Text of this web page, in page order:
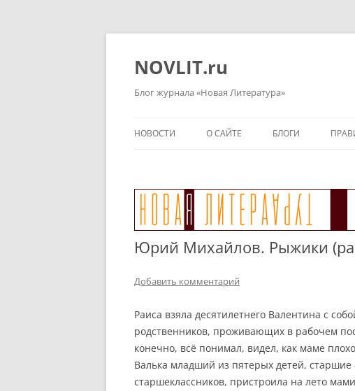
Перейти
NOVLIT.ru
Блог журнала «Новая Литература»
НОВОСТИ О САЙТЕ БЛОГИ
Юрий Михайлов. Рыжики
Добавить комментарий
Раиса взяла десятилетнего Валентина с
родственников, проживающих в рабочем
конечно, всё понимал, видел, как маме
Валька младший из пятерых детей,
старшеклассников, пристроила на лето